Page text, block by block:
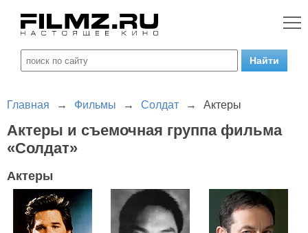
Главная → Фильмы → Солдат → Актеры
Актеры и съемочная группа фильма
«Солдат»
Актеры